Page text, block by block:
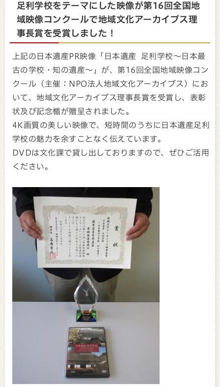
足利学校をテーマにした映像が第16回全国地
域映像コンクールで地域文化アーカイブス理
事長賞を受賞しました !
上記の日本遺産PR映像「日本遺産 足利学校～日本最
古の学校・知の遺産～」が、第16回全国地域映像コン
クール（主催：NPO法人地域文化アーカイブス）にお
いて、地域文化アーカイブス理事長賞を受賞し、表彰
状及び記念楯が贈呈されました。
4K画質の美しい映像で、短時間のうちに日本遺産足利
学校の魅力を余すことなく伝えています。
DVDは文化課で貸し出しておりますので、ぜひご活用
ください。